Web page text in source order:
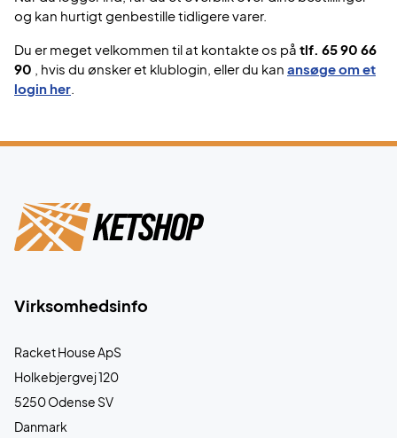
og kan hurtigt genbestille tidligere varer.
Du er meget velkommen til at kontakte os på tlf. 65 90 66
90
, hvis du ønsker et klublogin, eller du kan ansøge om et
login her
Virksomhedsinfo
Racket House ApS
Holkebjergvej 120
5250 Odense SV
Danmark